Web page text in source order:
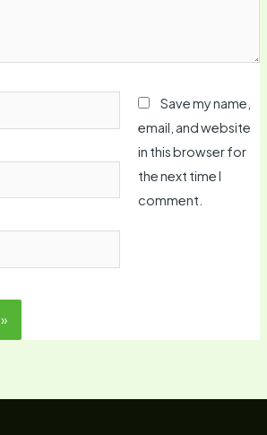
Save my name,
email, and website
in this browser for
the next time I
comment.